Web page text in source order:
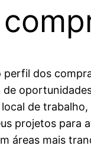
dos
de
projetos para
áreas mais